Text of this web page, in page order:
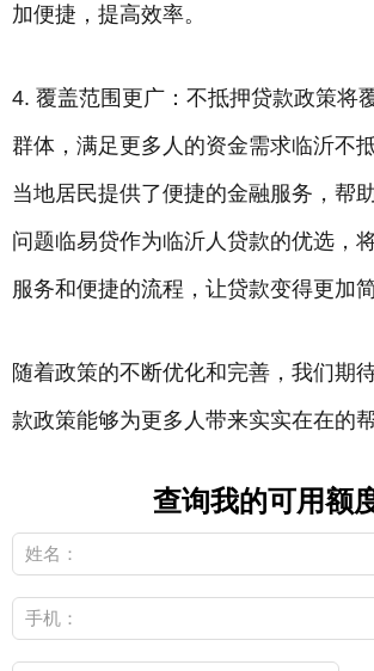
加便捷，提高效率。
4. 覆盖范围更广：不抵押贷款政策将
群体，满足更多人的资金需求临沂不
当地居民提供了便捷的金融服务，帮
问题临易贷作为临沂人贷款的优选，
服务和便捷的流程，让贷款变得更加简
随着政策的不断优化和完善，我们期
款政策能够为更多人带来实实在在的
查询我的可用额